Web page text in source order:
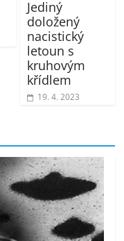
Jediný
doložený
nacistický
letoun s
kruhovým
křídlem
19. 4. 2023